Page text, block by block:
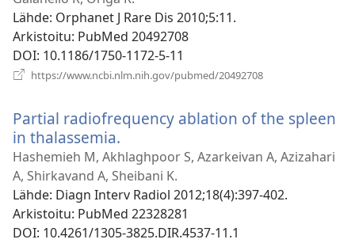
ikkunan)
Lähde‎: Orphanet J Rare Dis 2010;5:11.
Arkistoitu‎: PubMed 20492708
DOI‎: 10.1186/1750-1172-5-11
https://www.ncbi.nlm.nih.gov/pubmed/20492708
Partial radiofrequency ablation of the spleen
in thalassemia.
uuden
ikkunan)
Hashemieh M, Akhlaghpoor S, Azarkeivan A, Azizahari
A, Shirkavand A, Sheibani K.
Lähde‎: Diagn Interv Radiol 2012;18(4):397-402.
Arkistoitu‎: PubMed 22328281
DOI‎: 10.4261/1305-3825.DIR.4537-11.1